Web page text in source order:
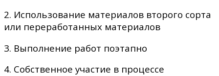
2. Использование материалов второго сорта
или переработанных материалов
3. Выполнение работ поэтапно
4. Собственное участие в процессе